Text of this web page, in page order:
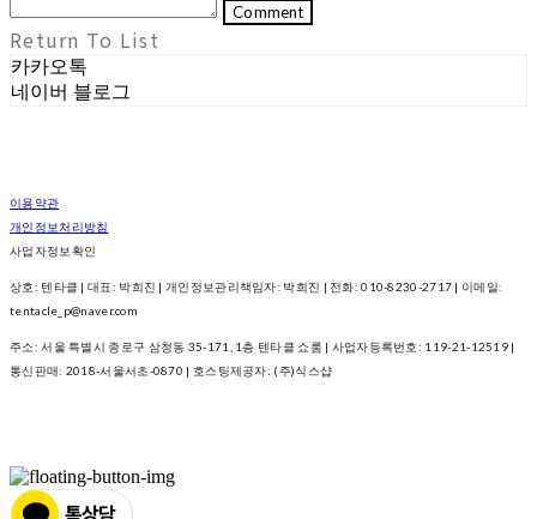
Comment
Return To List
카카오톡
네이버 블로그
이용약관
개인정보처리방침
사업자정보확인
상호: 텐타클 | 대표: 박희진 | 개인정보관리책임자: 박희진 | 전화: 010-8230-2717 | 이메일:
tentacle_p@naver.com
주소: 서울 특별시 종로구 삼청동 35-171, 1층 텐타클 쇼룸 | 사업자등록번호: 119-21-12519 |
통신판매: 2018-서울서초-0870 | 호스팅제공자: (주)식스샵